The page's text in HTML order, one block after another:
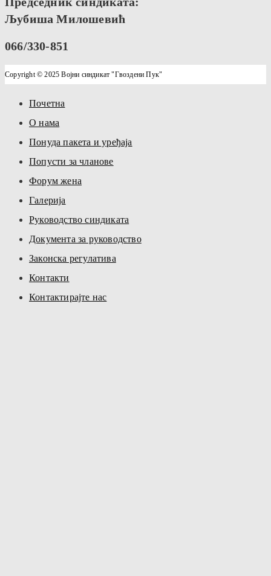
Љубиша Милошевић
066/330-851
Copyright © 2025 Војни синдикат "Гвоздени Пук"
Почетна
О нама
Понуда пакета и уређаја
Попусти за чланове
Форум жена
Галерија
Руководство синдиката
Документа за руководство
Законска регулатива
Контакти
Контактирајте нас